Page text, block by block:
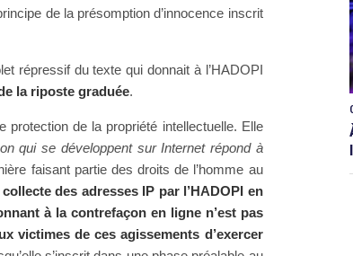
de la présomption d’innocence inscrit
répressif du texte qui donnait à l’HADOPI
la riposte graduée.
protection de la propriété intellectuelle. Elle
qui se développent sur Internet répond à
faisant partie des droits de l’homme au
des adresses IP par l’HADOPI en
à la contrefaçon en ligne n’est pas
victimes de ces agissements d’exercer